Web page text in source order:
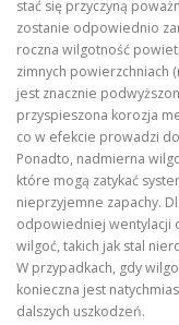
stać się przyczyną
zostanie odpowiednio
roczna wilgotność
zimnych powierzchniach
jest znacznie
przyspieszona korozja
co w efekcie prowadzi
Ponadto, nadmierna
które mogą zatykać
nieprzyjemne zapachy.
odpowiedniej wentylacji
wilgoć, takich jak stal
W przypadkach, gdy
konieczna jest
dalszych uszkodzeń.